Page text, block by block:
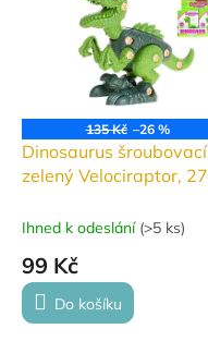
135 Kč –26 %
Dinosaurus šroubovací
zelený Velociraptor, 27
Ihned k odeslání (>5 ks)
99 Kč
Do košíku